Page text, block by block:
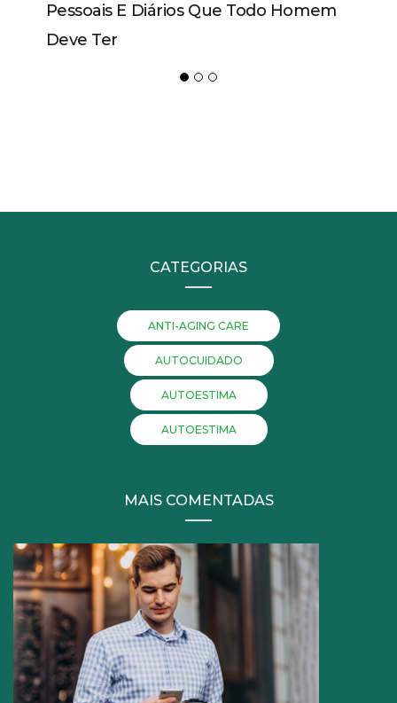
Pessoais E Diários Que Todo Homem
Deve Ter
CATEGORIAS
ANTI-AGING CARE
AUTOCUIDADO
AUTOESTIMA
AUTOESTIMA
MAIS COMENTADAS